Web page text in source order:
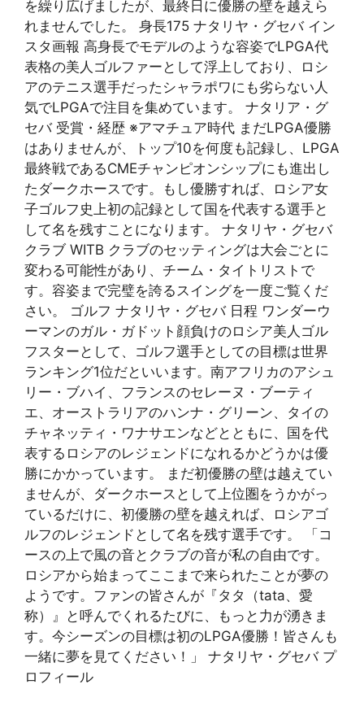
を繰り広げましたが、最終日に優勝の壁を越えら
れませんでした。 身長175 ナタリヤ・グセバ イン
スタ画報 高身長でモデルのような容姿でLPGA代
表格の美人ゴルファーとして浮上しており、ロシ
アのテニス選手だったシャラポワにも劣らない人
気でLPGAで注目を集めています。 ナタリア・グ
セバ 受賞・経歴 ※アマチュア時代 まだLPGA優勝
はありませんが、トップ10を何度も記録し、LPGA
最終戦であるCMEチャンピオンシップにも進出し
たダークホースです。もし優勝すれば、ロシア女
子ゴルフ史上初の記録として国を代表する選手と
して名を残すことになります。 ナタリヤ・グセバ
クラブ WITB クラブのセッティングは大会ごとに
変わる可能性があり、チーム・タイトリストで
す。容姿まで完璧を誇るスイングを一度ご覧くだ
さい。 ゴルフ ナタリヤ・グセバ 日程 ワンダーウ
ーマンのガル・ガドット顔負けのロシア美人ゴル
フスターとして、ゴルフ選手としての目標は世界
ランキング1位だといいます。南アフリカのアシュ
リー・ブハイ、フランスのセレーヌ・ブーティ
エ、オーストラリアのハンナ・グリーン、タイの
チャネッティ・ワナサエンなどとともに、国を代
表するロシアのレジェンドになれるかどうかは優
勝にかかっています。 まだ初優勝の壁は越えてい
ませんが、ダークホースとして上位圏をうかがっ
ているだけに、初優勝の壁を越えれば、ロシアゴ
ルフのレジェンドとして名を残す選手です。 「コ
ースの上で風の音とクラブの音が私の自由です。
ロシアから始まってここまで来られたことが夢の
ようです。ファンの皆さんが『タタ（tata、愛
称）』と呼んでくれるたびに、もっと力が湧きま
す。今シーズンの目標は初のLPGA優勝！皆さんも
一緒に夢を見てください！」 ナタリヤ・グセバ プ
ロフィール